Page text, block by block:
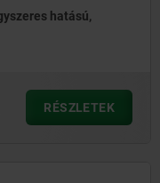
hatású,
RÉSZLETEK